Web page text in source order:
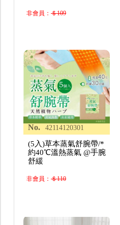
非會員：＄109
No. 42114120301
(5入)草本蒸氣舒腕帶/*
約40℃溫熱蒸氣 @手腕
舒緩
非會員：＄110